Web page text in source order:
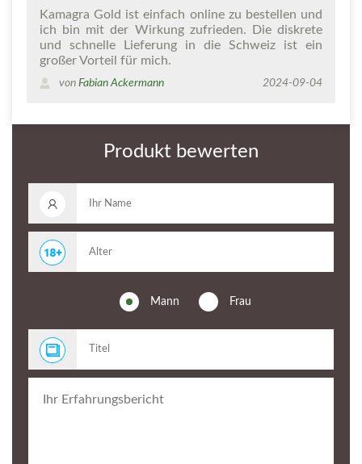
Kamagra Gold ist einfach online zu bestellen und
ich bin mit der Wirkung zufrieden. Die diskrete
und schnelle Lieferung in die Schweiz ist ein
großer Vorteil für mich.
von Fabian Ackermann 2024-09-04
Produkt bewerten
Mann Frau